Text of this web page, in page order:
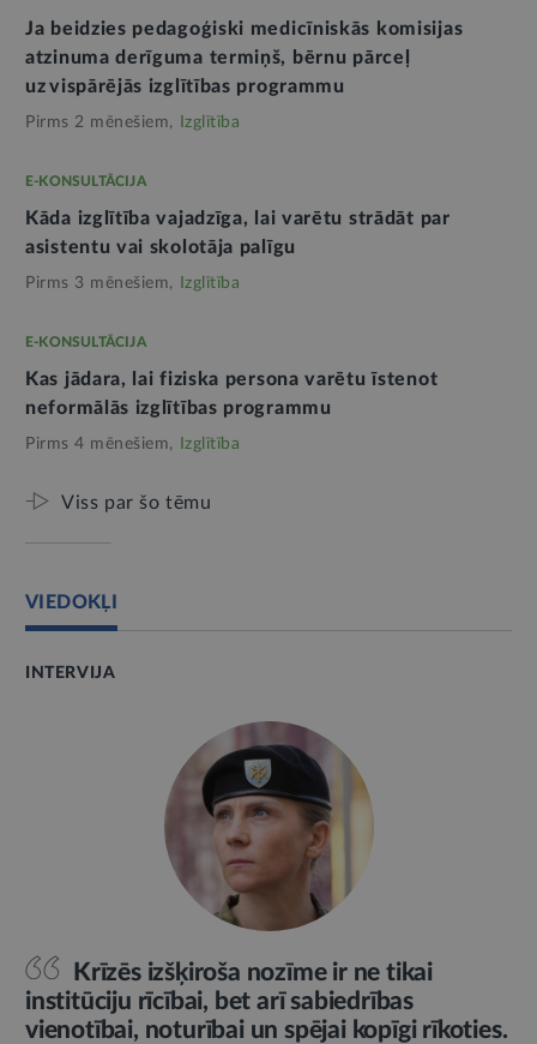
Ja beidzies pedagoģiski medicīniskās komisijas
atzinuma derīguma termiņš, bērnu pārceļ
uz vispārējās izglītības programmu
Pirms 2 mēnešiem, Izglītība
E-KONSULTĀCIJA
Kāda izglītība vajadzīga, lai varētu strādāt par
asistentu vai skolotāja palīgu
Pirms 3 mēnešiem, Izglītība
E-KONSULTĀCIJA
Kas jādara, lai fiziska persona varētu īstenot
neformālās izglītības programmu
Pirms 4 mēnešiem, Izglītība
Viss par šo tēmu
VIEDOKĻI
INTERVIJA
Krīzēs izšķiroša nozīme ir ne tikai
institūciju rīcībai, bet arī sabiedrības
vienotībai, noturībai un spējai kopīgi rīkoties.